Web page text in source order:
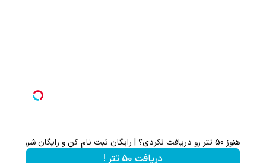
هنوز 50 تتر رو دریافت نکردی؟ | رایگان ثبت نام کن و رایگان شروع کن!
دریافت 50 تتر !